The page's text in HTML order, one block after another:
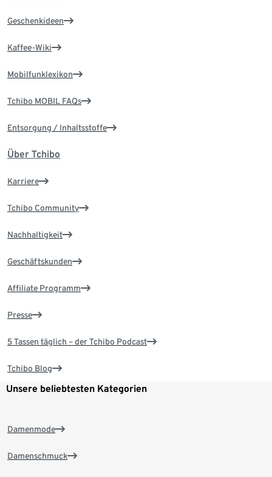
Geschenkideen
Kaffee-Wiki
Mobilfunklexikon
Tchibo MOBIL FAQs
Entsorgung / Inhaltsstoffe
Über Tchibo
Karriere
Tchibo Community
Nachhaltigkeit
Geschäftskunden
Affiliate Programm
Presse
5 Tassen täglich – der Tchibo Podcast
Tchibo Blog
Unsere beliebtesten Kategorien
Damenmode
Damenschmuck